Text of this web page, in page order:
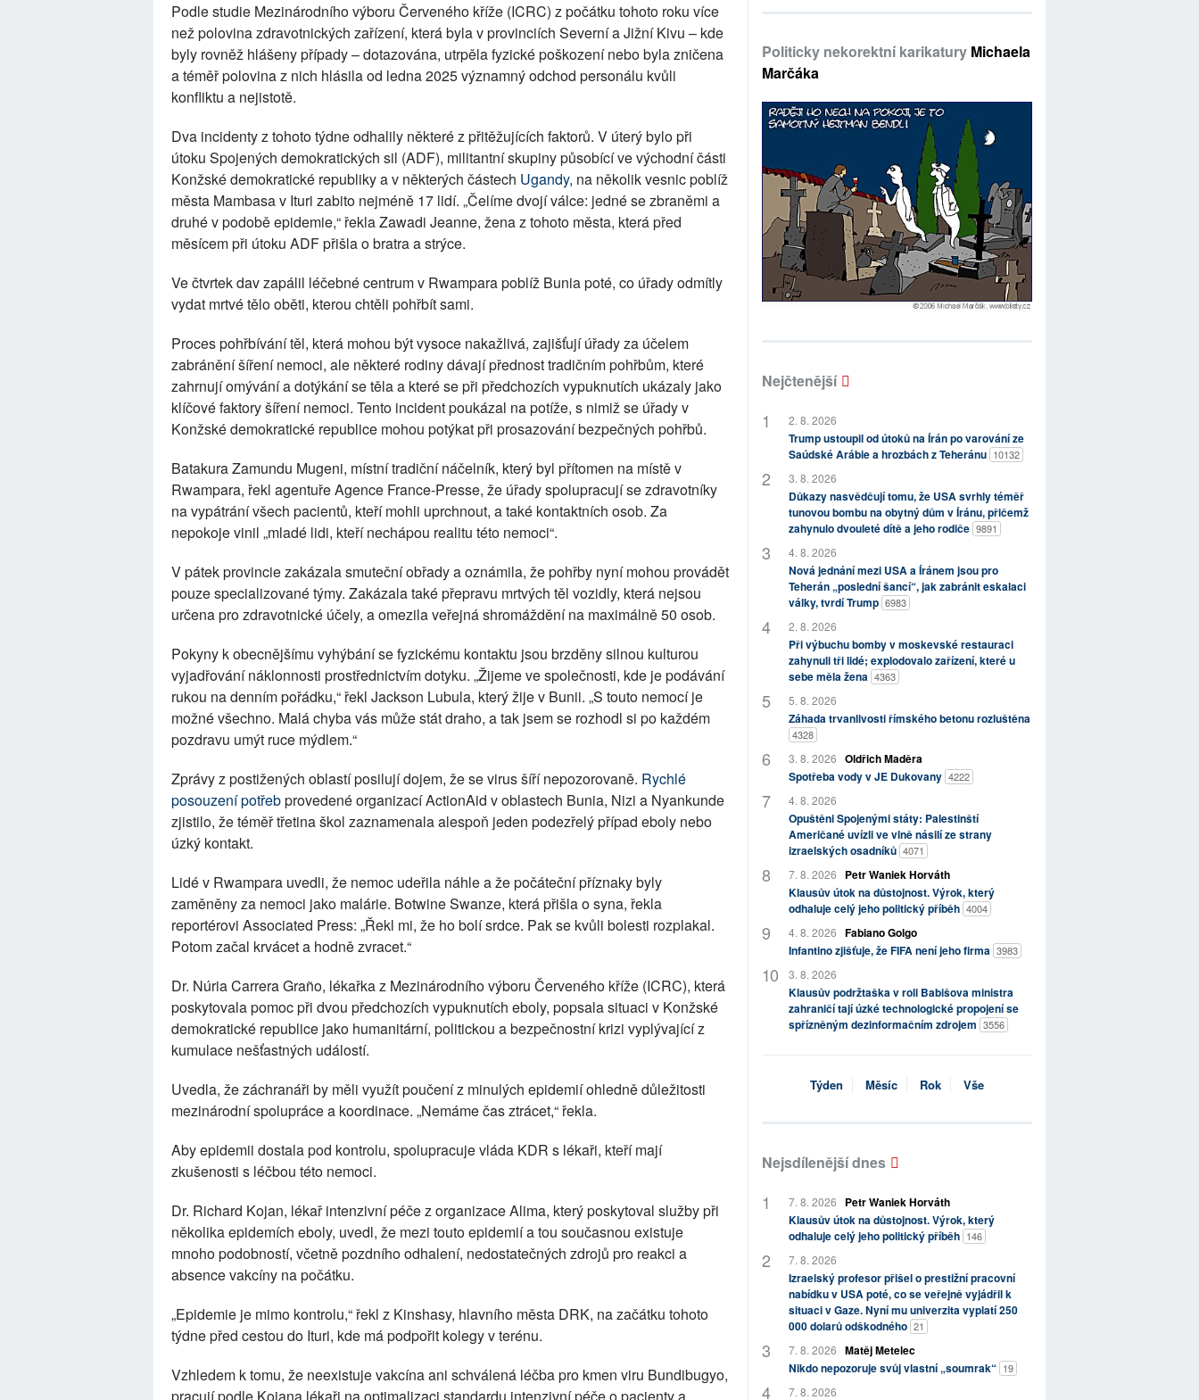
Podle studie Mezinárodního výboru Červeného kříže (ICRC) z počátku tohoto roku více
než polovina zdravotnických zařízení, která byla v provinciích Severní a Jižní Kivu – kde
byly rovněž hlášeny případy – dotazována, utrpěla fyzické poškození nebo byla zničena
a téměř polovina z nich hlásila od ledna 2025 významný odchod personálu kvůli
konfliktu a nejistotě.
Dva incidenty z tohoto týdne odhalily některé z přitěžujících faktorů. V úterý bylo při
útoku Spojených demokratických sil (ADF), militantní skupiny působící ve východní části
Konžské demokratické republiky a v některých částech Ugandy, na několik vesnic poblíž
města Mambasa v Ituri zabito nejméně 17 lidí. „Čelíme dvojí válce: jedné se zbraněmi a
druhé v podobě epidemie,“ řekla Zawadi Jeanne, žena z tohoto města, která před
měsícem při útoku ADF přišla o bratra a strýce.
Ve čtvrtek dav zapálil léčebné centrum v Rwampara poblíž Bunia poté, co úřady odmítly
vydat mrtvé tělo oběti, kterou chtěli pohřbít sami.
Proces pohřbívání těl, která mohou být vysoce nakažlivá, zajišťují úřady za účelem
zabránění šíření nemoci, ale některé rodiny dávají přednost tradičním pohřbům, které
zahrnují omývání a dotýkání se těla a které se při předchozích vypuknutích ukázaly jako
klíčové faktory šíření nemoci. Tento incident poukázal na potíže, s nimiž se úřady v
Konžské demokratické republice mohou potýkat při prosazování bezpečných pohřbů.
Batakura Zamundu Mugeni, místní tradiční náčelník, který byl přítomen na místě v
Rwampara, řekl agentuře Agence France-Presse, že úřady spolupracují se zdravotníky
na vypátrání všech pacientů, kteří mohli uprchnout, a také kontaktních osob. Za
nepokoje vinil „mladé lidi, kteří nechápou realitu této nemoci“.
V pátek provincie zakázala smuteční obřady a oznámila, že pohřby nyní mohou provádět
pouze specializované týmy. Zakázala také přepravu mrtvých těl vozidly, která nejsou
určena pro zdravotnické účely, a omezila veřejná shromáždění na maximálně 50 osob.
Pokyny k obecnějšímu vyhýbání se fyzickému kontaktu jsou brzděny silnou kulturou
vyjadřování náklonnosti prostřednictvím dotyku. „Žijeme ve společnosti, kde je podávání
rukou na denním pořádku,“ řekl Jackson Lubula, který žije v Bunii. „S touto nemocí je
možné všechno. Malá chyba vás může stát draho, a tak jsem se rozhodl si po každém
pozdravu umýt ruce mýdlem.“
Zprávy z postižených oblastí posilují dojem, že se virus šíří nepozorovaně. Rychlé
posouzení potřebprovedené organizací ActionAid v oblastech Bunia, Nizi a Nyankunde
zjistilo, že téměř třetina škol zaznamenala alespoň jeden podezřelý případ eboly nebo
úzký kontakt.
Lidé v Rwampara uvedli, že nemoc udeřila náhle a že počáteční příznaky byly
zaměněny za nemoci jako malárie. Botwine Swanze, která přišla o syna, řekla
reportérovi Associated Press: „Řekl mi, že ho bolí srdce. Pak se kvůli bolesti rozplakal.
Potom začal krvácet a hodně zvracet.“
Dr. Núria Carrera Graño, lékařka z Mezinárodního výboru Červeného kříže (ICRC), která
poskytovala pomoc při dvou předchozích vypuknutích eboly, popsala situaci v Konžské
demokratické republice jako humanitární, politickou a bezpečnostní krizi vyplývající z
kumulace nešťastných událostí.
Uvedla, že záchranáři by měli využít poučení z minulých epidemií ohledně důležitosti
mezinárodní spolupráce a koordinace. „Nemáme čas ztrácet,“ řekla.
Aby epidemii dostala pod kontrolu, spolupracuje vláda KDR s lékaři, kteří mají
zkušenosti s léčbou této nemoci.
Dr. Richard Kojan, lékař intenzivní péče z organizace Alima, který poskytoval služby při
několika epidemích eboly, uvedl, že mezi touto epidemií a tou současnou existuje
mnoho podobností, včetně pozdního odhalení, nedostatečných zdrojů pro reakci a
absence vakcíny na počátku.
„Epidemie je mimo kontrolu,“ řekl z Kinshasy, hlavního města DRK, na začátku tohoto
týdne před cestou do Ituri, kde má podpořit kolegy v terénu.
Vzhledem k tomu, že neexistuje vakcína ani schválená léčba pro kmen viru Bundibugyo,
Politicky nekorektní karikatury Michaela
Marčáka
Nejčtenější
2. 8. 2026
Trump ustoupil od útoků na Írán po varování ze
Saúdské Arábie a hrozbách z Teheránu 10132
3. 8. 2026
Důkazy nasvědčují tomu, že USA svrhly téměř
tunovou bombu na obytný dům v Íránu, přičemž
zahynulo dvouleté dítě a jeho rodiče 9891
4. 8. 2026
Nová jednání mezi USA a Íránem jsou pro
Teherán „poslední šancí“, jak zabránit eskalaci
války, tvrdí Trump 6983
2. 8. 2026
Při výbuchu bomby v moskevské restauraci
zahynuli tři lidé; explodovalo zařízení, které u
sebe měla žena 4363
5. 8. 2026
Záhada trvanlivosti římského betonu rozluštěna
4328
3. 8. 2026 Oldřich Maděra
Spotřeba vody v JE Dukovany 4222
4. 8. 2026
Opuštěni Spojenými státy: Palestinští
Američané uvízli ve vlně násilí ze strany
izraelských osadníků 4071
7. 8. 2026
Petr Waniek Horváth
Klausův útok na důstojnost. Výrok, který
odhaluje celý jeho politický příběh 4004
4. 8. 2026 Fabiano Golgo
Infantino zjišťuje, že FIFA není jeho firma 3983
3. 8. 2026
Klausův podržtaška v roli Babišova ministra
zahraničí tají úzké technologické propojení se
spřízněným dezinformačním zdrojem 3556
Týden Měsíc Rok Vše
Nejsdílenější dnes
7. 8. 2026
Petr Waniek Horváth
Klausův útok na důstojnost. Výrok, který
odhaluje celý jeho politický příběh 146
7. 8. 2026
Izraelský profesor přišel o prestižní pracovní
nabídku v USA poté, co se veřejně vyjádřil k
situaci v Gaze. Nyní mu univerzita vyplatí 250
000 dolarů odškodného 21
7. 8. 2026 Matěj Metelec
Nikdo nepozoruje svůj vlastní „soumrak“ 19
7. 8. 2026